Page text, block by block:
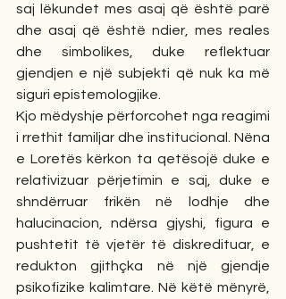
saj lëkundet mes asaj që është parë
dhe asaj që është ndier, mes reales
dhe simbolikes, duke reflektuar
gjendjen e një subjekti që nuk ka më
siguri epistemologjike.
Kjo mëdyshje përforcohet nga reagimi
i rrethit familjar dhe institucional. Nëna
e Loretës kërkon ta qetësojë duke e
relativizuar përjetimin e saj, duke e
shndërruar frikën në lodhje dhe
halucinacion, ndërsa gjyshi, figura e
pushtetit të vjetër të diskredituar, e
redukton gjithçka në një gjendje
psikofizike kalimtare. Në këtë mënyrë,